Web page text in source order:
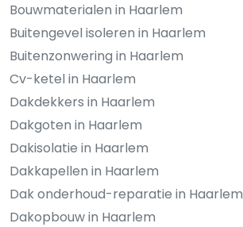
Bouwmaterialen in Haarlem
Buitengevel isoleren in Haarlem
Buitenzonwering in Haarlem
Cv-ketel in Haarlem
Dakdekkers in Haarlem
Dakgoten in Haarlem
Dakisolatie in Haarlem
Dakkapellen in Haarlem
Dak onderhoud-reparatie in Haarlem
Dakopbouw in Haarlem